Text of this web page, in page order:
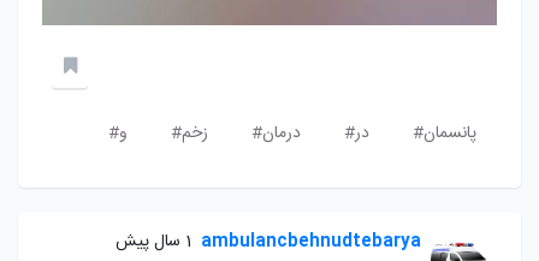
پانسمان# در# درمان# زخم# و#
ambulancbehnudtebarya 1 سال پیش